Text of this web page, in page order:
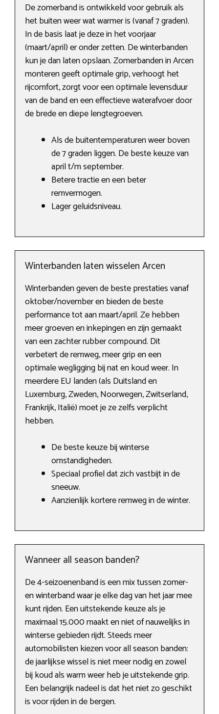
De zomerband is ontwikkeld voor gebruik als
het buiten weer wat warmer is (vanaf 7 graden).
In de basis laat je deze in het voorjaar
(maart/april) er onder zetten. De winterbanden
kun je dan laten opslaan. Zomerbanden in Arcen
monteren geeft optimale grip, verhoogt het
rijcomfort, zorgt voor een optimale levensduur
van de band en een effectieve waterafvoer door
de brede en diepe lengtegroeven.
Als de buitentemperaturen weer boven
de 7 graden liggen. De beste keuze van
april t/m september.
Betere tractie en een beter
remvermogen.
Lager geluidsniveau.
Winterbanden laten wisselen Arcen
Winterbanden geven de beste prestaties vanaf
oktober/november en bieden de beste
performance tot aan maart/april. Ze hebben
meer groeven en inkepingen en zijn gemaakt
van een zachter rubber compound. Dit
verbetert de remweg, meer grip en een
optimale wegligging bij nat en koud weer. In
meerdere EU landen (als Duitsland en
Luxemburg, Zweden, Noorwegen, Zwitserland,
Frankrijk, Italië) moet je ze zelfs verplicht
hebben.
De beste keuze bij winterse
omstandigheden.
Speciaal profiel dat zich vastbijt in de
sneeuw.
Aanzienlijk kortere remweg in de winter.
Wanneer all season banden?
De 4-seizoenenband is een mix tussen zomer-
en winterband waar je elke dag van het jaar mee
kunt rijden. Een uitstekende keuze als je
maximaal 15.000 maakt en niet of nauwelijks in
winterse gebieden rijdt. Steeds meer
automobilisten kiezen voor all season banden:
de jaarlijkse wissel is niet meer nodig en zowel
bij koud als warm weer heb je uitstekende grip.
Een belangrijk nadeel is dat het niet zo geschikt
is voor rijden in de bergen.